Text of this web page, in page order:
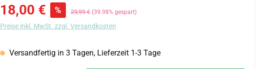
Verkaufspreis:
18,00 € % Regulärer Preis:
29,99 € (39.98% gespart)
Preise inkl. MwSt. zzgl. Versandkosten
Versandfertig in 3 Tagen, Lieferzeit 1-3 Tage